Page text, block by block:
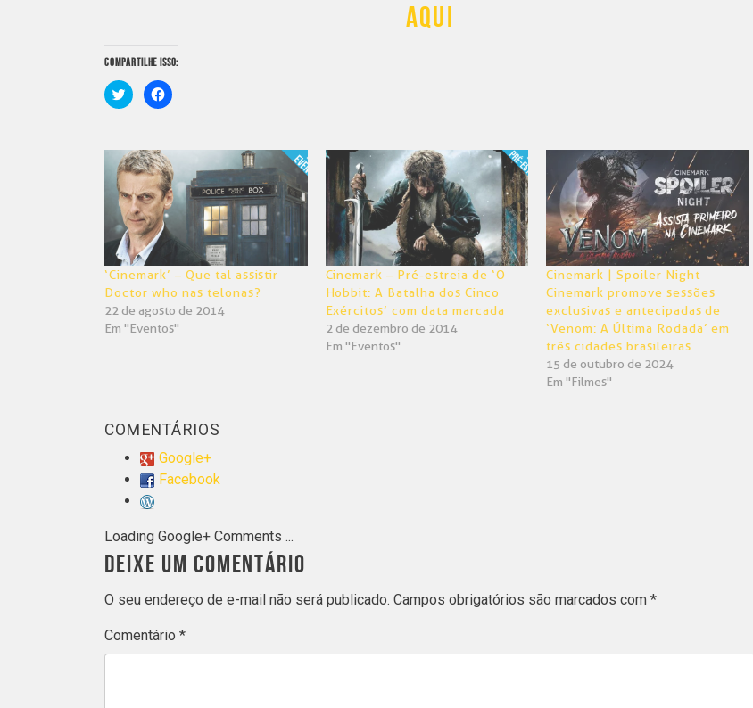
AQUI
COMPARTILHE ISSO:
Clique
para
em
nova
janela)
Clique
para
em
nova
janela)
‘Cinemark’ – Que tal assistir
Doctor who nas telonas?
22 de agosto de 2014
Em "Eventos"
Cinemark – Pré-estreia de ‘O
Hobbit: A Batalha dos Cinco
Exércitos’ com data marcada
2 de dezembro de 2014
Em "Eventos"
Cinemark | Spoiler Night
Cinemark promove sessões
exclusivas e antecipadas de
‘Venom: A Última Rodada’ em
três cidades brasileiras
15 de outubro de 2024
Em "Filmes"
COMENTÁRIOS
Google+
Facebook
Loading Google+ Comments ...
DEIXE UM COMENTÁRIO
O seu endereço de e-mail não será publicado. Campos obrigatórios são marcados com *
Comentário *